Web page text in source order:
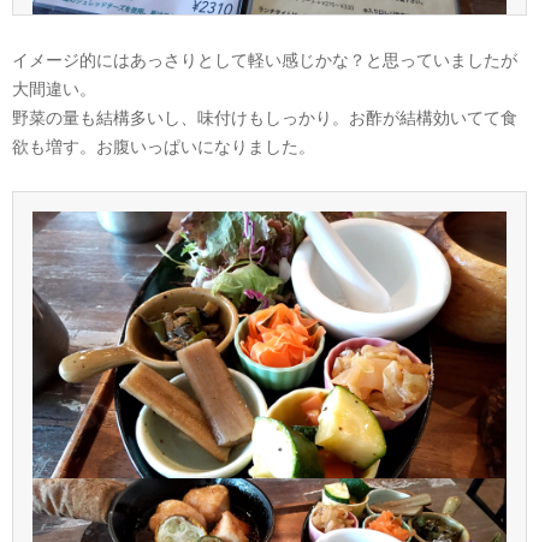
イメージ的にはあっさりとして軽い感じかな？と思っていましたが
大間違い。
野菜の量も結構多いし、味付けもしっかり。お酢が結構効いてて食
欲も増す。お腹いっぱいになりました。